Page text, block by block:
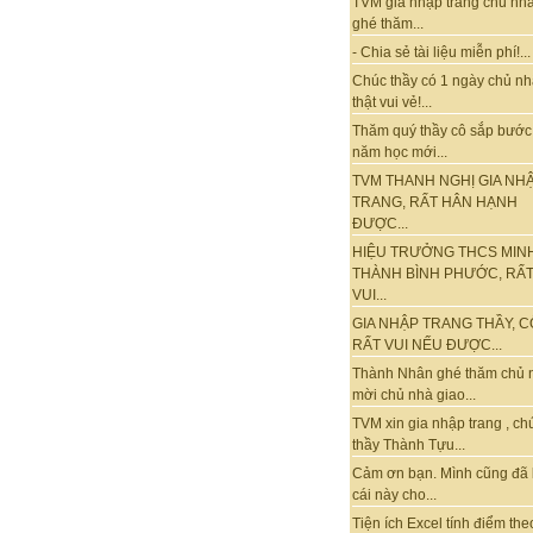
ghé thăm...
- Chia sẻ tài liệu miễn phí!...
Chúc thầy có 1 ngày chủ
thật vui vẻ!...
Thăm quý thầy cô sắp
năm học mới...
TVM THANH NGHỊ GIA
TRANG, RẤT HÂN HẠNH
ĐƯỢC...
HIỆU TRƯỞNG THCS
THÀNH BÌNH PHƯỚC, RẤT
VUI...
GIA NHẬP TRANG THẦY,
RẤT VUI NẾU ĐƯỢC...
Thành Nhân ghé thăm chủ
mời chủ nhà giao...
TVM xin gia nhập trang ,
thầy Thành Tựu...
Cảm ơn bạn. Mình cũng đã
cái này cho...
Tiện ích Excel tính điểm